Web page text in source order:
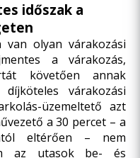
időszak a
olyan várakozási
a várakozás,
követően annak
várakozási
üzemeltető azt
a 30 percet – a
eltérően – nem
az utasok be- és